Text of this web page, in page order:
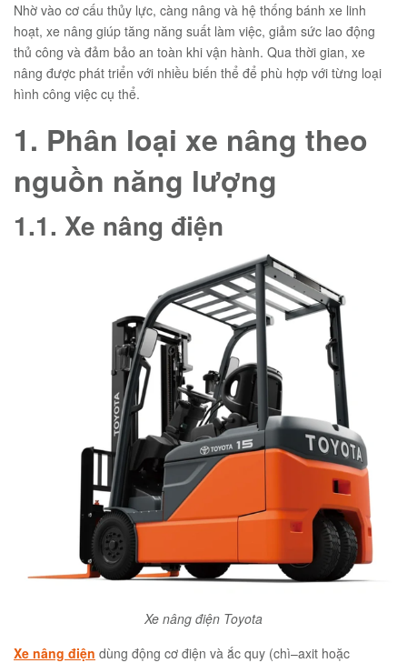
Nhờ vào cơ cấu thủy lực, càng nâng và hệ thống bánh xe linh
hoạt, xe nâng giúp tăng năng suất làm việc, giảm sức lao động
thủ công và đảm bảo an toàn khi vận hành. Qua thời gian, xe
nâng được phát triển với nhiều biến thể để phù hợp với từng loại
hình công việc cụ thể.
1. Phân loại xe nâng theo
nguồn năng lượng
1.1. Xe nâng điện
Xe nâng điện Toyota
Xe nâng điện dùng động cơ điện và ắc quy (chì–axit hoặc